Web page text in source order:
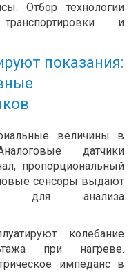
Отбор технологии
и
показания:
величины в
датчики
пропорциональный
сенсоры выдают
для анализа
колебание
при нагреве.
импеданс в